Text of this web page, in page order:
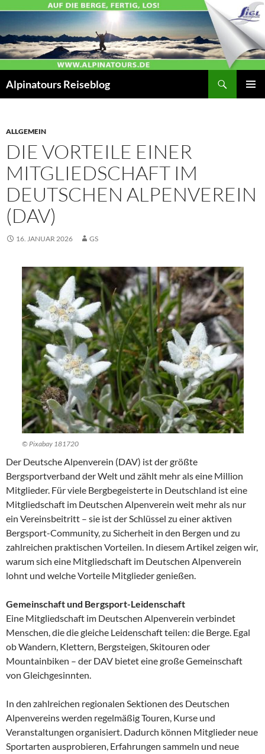
springen
Alpinatours Reiseblog
ALLGEMEIN
DIE VORTEILE EINER
MITGLIEDSCHAFT IM
DEUTSCHEN ALPENVEREIN
(DAV)
16. JANUAR 2026 GS
© Pixabay 181720
Der Deutsche Alpenverein (DAV) ist der größte
Bergsportverband der Welt und zählt mehr als eine Million
Mitglieder. Für viele Bergbegeisterte in Deutschland ist eine
Mitgliedschaft im Deutschen Alpenverein weit mehr als nur
ein Vereinsbeitritt – sie ist der Schlüssel zu einer aktiven
Bergsport-Community, zu Sicherheit in den Bergen und zu
zahlreichen praktischen Vorteilen. In diesem Artikel zeigen wir,
warum sich eine Mitgliedschaft im Deutschen Alpenverein
lohnt und welche Vorteile Mitglieder genießen.
Gemeinschaft und Bergsport-Leidenschaft
Eine Mitgliedschaft im Deutschen Alpenverein verbindet
Menschen, die die gleiche Leidenschaft teilen: die Berge. Egal
ob Wandern, Klettern, Bergsteigen, Skitouren oder
Mountainbiken – der DAV bietet eine große Gemeinschaft
von Gleichgesinnten.
In den zahlreichen regionalen Sektionen des Deutschen
Alpenvereins werden regelmäßig Touren, Kurse und
Veranstaltungen organisiert. Dadurch können Mitglieder neue
Sportarten ausprobieren, Erfahrungen sammeln und neue